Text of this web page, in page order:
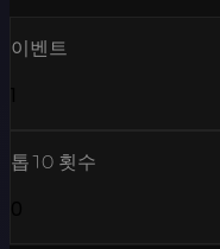
이벤트
톱10 횟수